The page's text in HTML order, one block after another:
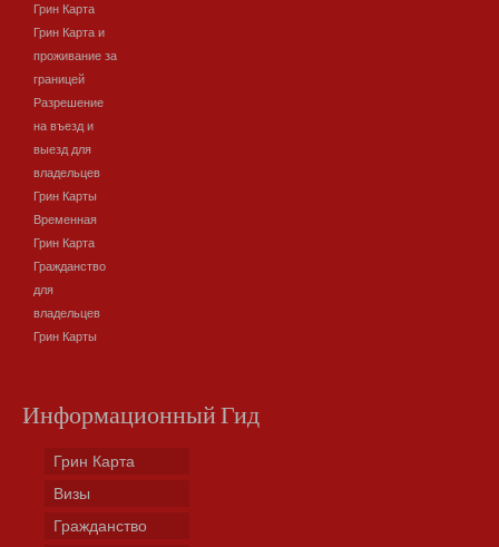
Грин Карта
Грин Карта и
проживание за
границей
Разрешение
на въезд и
выезд для
владельцев
Грин Карты
Временная
Грин Карта
Гражданство
для
владельцев
Грин Карты
Информационный Гид
Грин Карта
Визы
Гражданство